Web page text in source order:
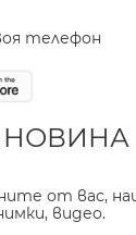
телефон
НОВИНА
от вас,
видео.